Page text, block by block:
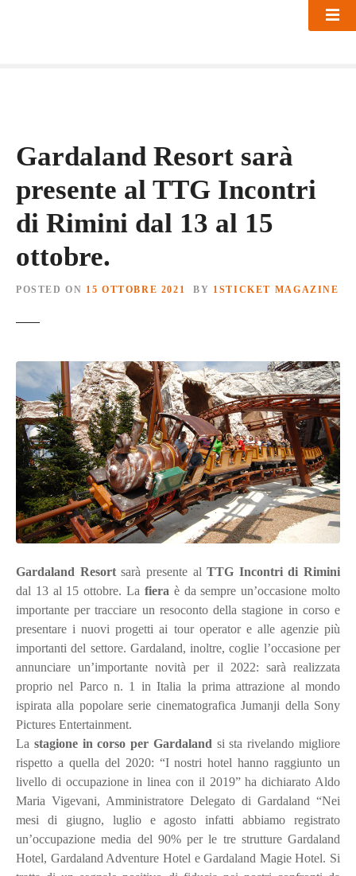
Gardaland Resort sarà
presente al TTG Incontri
di Rimini dal 13 al 15
ottobre.
POSTED ON 15 OTTOBRE 2021 BY 1STICKET MAGAZINE
Gardaland Resortsarà presente alTTG Incontri di Rimini
dal 13 al 15 ottobre. La fiera è da sempre un’occasione molto
importante per tracciare un resoconto della stagione in corso e
presentare i nuovi progetti ai tour operator e alle agenzie più
importanti del settore. Gardaland, inoltre, coglie l’occasione per
annunciare un’importante novità per il 2022: sarà realizzata
proprio nel Parco n. 1 in Italia la prima attrazione al mondo
ispirata alla popolare serie cinematografica Jumanji della Sony
Pictures Entertainment.
La stagione in corso per Gardaland si sta rivelando migliore
rispetto a quella del 2020: “I nostri hotel hanno raggiunto un
livello di occupazione in linea con il 2019” ha dichiarato Aldo
Maria Vigevani, Amministratore Delegato di Gardaland “Nei
mesi di giugno, luglio e agosto infatti abbiamo registrato
un’occupazione media del 90% per le tre strutture Gardaland
Hotel, Gardaland Adventure Hotel e Gardaland Magie Hotel. Si